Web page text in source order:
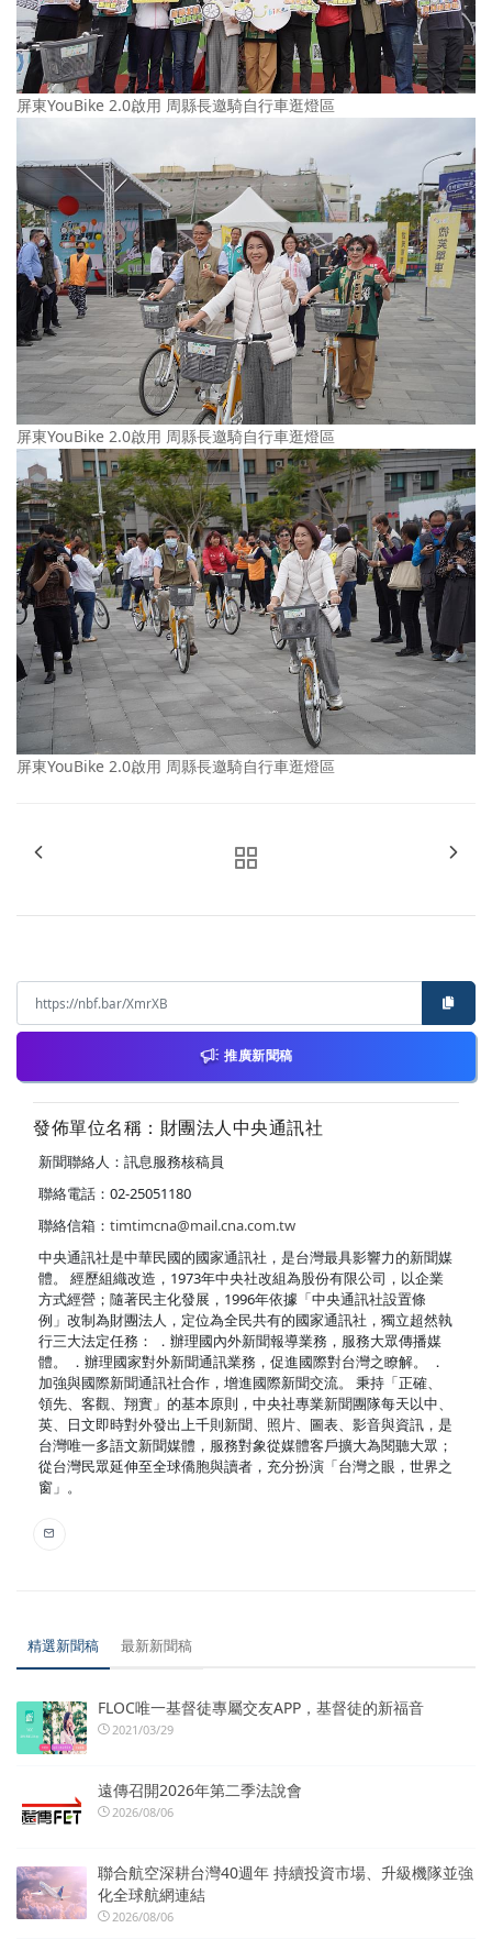
屏東YouBike 2.0啟用 周縣長邀騎自行車逛燈區
屏東YouBike 2.0啟用 周縣長邀騎自行車逛燈區
屏東YouBike 2.0啟用 周縣長邀騎自行車逛燈區
推廣新聞稿
發佈單位名稱：財團法人中央通訊社
新聞聯絡人：訊息服務核稿員
聯絡電話：02-25051180
聯絡信箱： timtimcna@mail.cna.com.tw
中央通訊社是中華民國的國家通訊社，是台灣最具影響力的新聞媒
體。 經歷組織改造，1973年中央社改組為股份有限公司，以企業
方式經營；隨著民主化發展，1996年依據「中央通訊社設置條
例」改制為財團法人，定位為全民共有的國家通訊社，獨立超然執
行三大法定任務： ．辦理國內外新聞報導業務，服務大眾傳播媒
體。 ．辦理國家對外新聞通訊業務，促進國際對台灣之瞭解。 ．
加強與國際新聞通訊社合作，增進國際新聞交流。 秉持「正確、
領先、客觀、翔實」的基本原則，中央社專業新聞團隊每天以中、
英、日文即時對外發出上千則新聞、照片、圖表、影音與資訊，是
台灣唯一多語文新聞媒體，服務對象從媒體客戶擴大為閱聽大眾；
從台灣民眾延伸至全球僑胞與讀者，充分扮演「台灣之眼，世界之
窗」。
精選新聞稿 最新新聞稿
FLOC唯一基督徒專屬交友APP，基督徒的新福音
2021/03/29
遠傳召開2026年第二季法說會
2026/08/06
聯合航空深耕台灣40週年 持續投資市場、升級機隊並強
化全球航網連結
2026/08/06